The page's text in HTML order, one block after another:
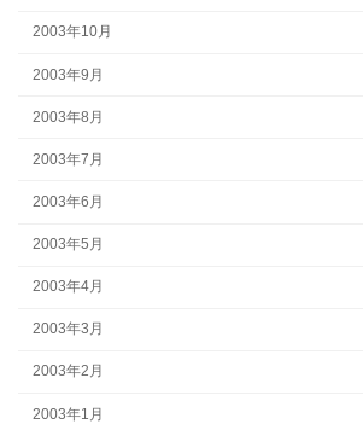
2003年10月
2003年9月
2003年8月
2003年7月
2003年6月
2003年5月
2003年4月
2003年3月
2003年2月
2003年1月